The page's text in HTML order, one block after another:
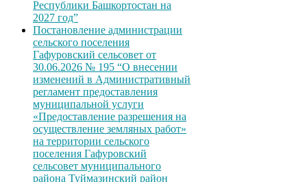
Республики Башкортостан на
2027 год”
Постановление администрации
сельского поселения
Гафуровский сельсовет от
30.06.2026 № 195 “О внесении
изменений в Административный
регламент предоставления
муниципальной услуги
«Предоставление разрешения на
осуществление земляных работ»
на территории сельского
поселения Гафуровский
сельсовет муниципального
района Туймазинский район